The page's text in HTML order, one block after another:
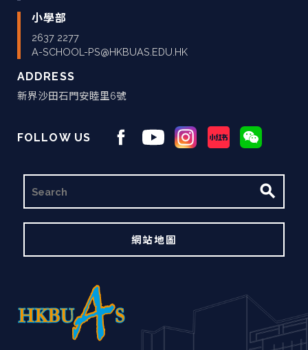
小學部
2637 2277
A-SCHOOL-PS@HKBUAS.EDU.HK
ADDRESS
新界沙田石門安睦里6號
FOLLOW US
尋
網站地圖